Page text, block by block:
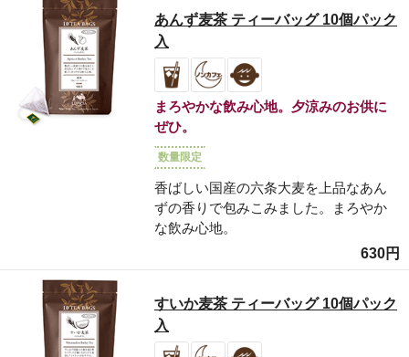
あんず麦茶 ティーバッグ 10個パック
入
まろやかな飲み心地。夕涼みのお供に
ぜひ。
数量限定
香ばしい国産の六条大麦を上品なあん
ずの香りで包みこみました。まろやか
な飲み心地。
630円
すいか麦茶 ティーバッグ 10個パック
入